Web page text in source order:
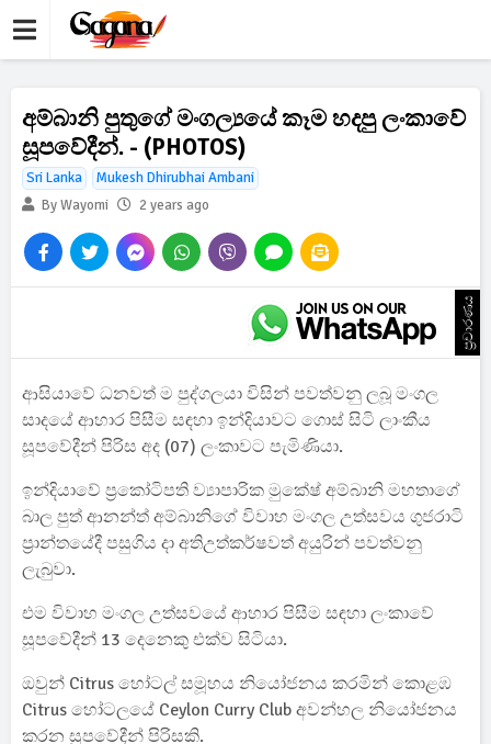
අම්බානි පුතුගේ මංගල්‍යයේ කෑම හදපු ලංකාවේ
සූපවේදීන්. - (PHOTOS)
Sri Lanka
Mukesh Dhirubhai Ambani
By Wayomi
2 years ago
ප්‍රචාරණය
ආසියාවේ ධනවත් ම පුද්ගලයා විසින් පවත්වනු ලබූ මංගල
සාදයේ ආහාර පිසීම සඳහා ඉන්දියාවට ගොස් සිටි ලාංකීය
සූපවේදීන් පිරිස අද (07) ලංකාවට පැමිණියා.
ඉන්දියාවේ ප්‍රකෝටිපති ව්‍යාපාරික මුකේෂ් අම්බානි මහතාගේ
බාල පුත් ආනන්ත් අම්බානිගේ විවාහ මංගල උත්සවය ගුජරාටි
ප්‍රාන්තයේදී පසුගිය දා අතිඋත්කර්ෂවත් අයුරින් පවත්වනු
ලැබුවා.
එම විවාහ මංගල උත්සවයේ ආහාර පිසීම සඳහා ලංකාවේ
සූපවේදීන් 13 දෙනෙකු එක්ව සිටියා.
ඔවුන් Citrus හෝටල් සමූහය නියෝජනය කරමින් කොළඹ
Citrus හෝටලයේ Ceylon Curry Club අවන්හල නියෝජනය
කරන සූපවේදීන් පිරිසකි.